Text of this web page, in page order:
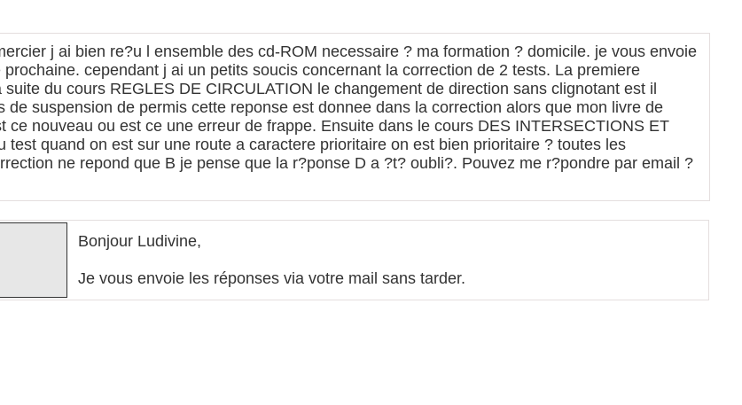
j ai bien re?u l ensemble des cd-ROM necessaire ? ma formation ? domicile. je vous envoie
cependant j ai un petits soucis concernant la correction de 2 tests. La premiere
du cours REGLES DE CIRCULATION le changement de direction sans clignotant est il
de suspension de permis cette reponse est donnee dans la correction alors que mon livre de
ce nouveau ou est ce une erreur de frappe. Ensuite dans le cours DES INTERSECTIONS ET
test quand on est sur une route a caractere prioritaire on est bien prioritaire ? toutes les
ne repond que B je pense que la r?ponse D a ?t? oubli?. Pouvez me r?pondre par email ?
Bonjour Ludivine,
Je vous envoie les réponses via votre mail sans tarder.